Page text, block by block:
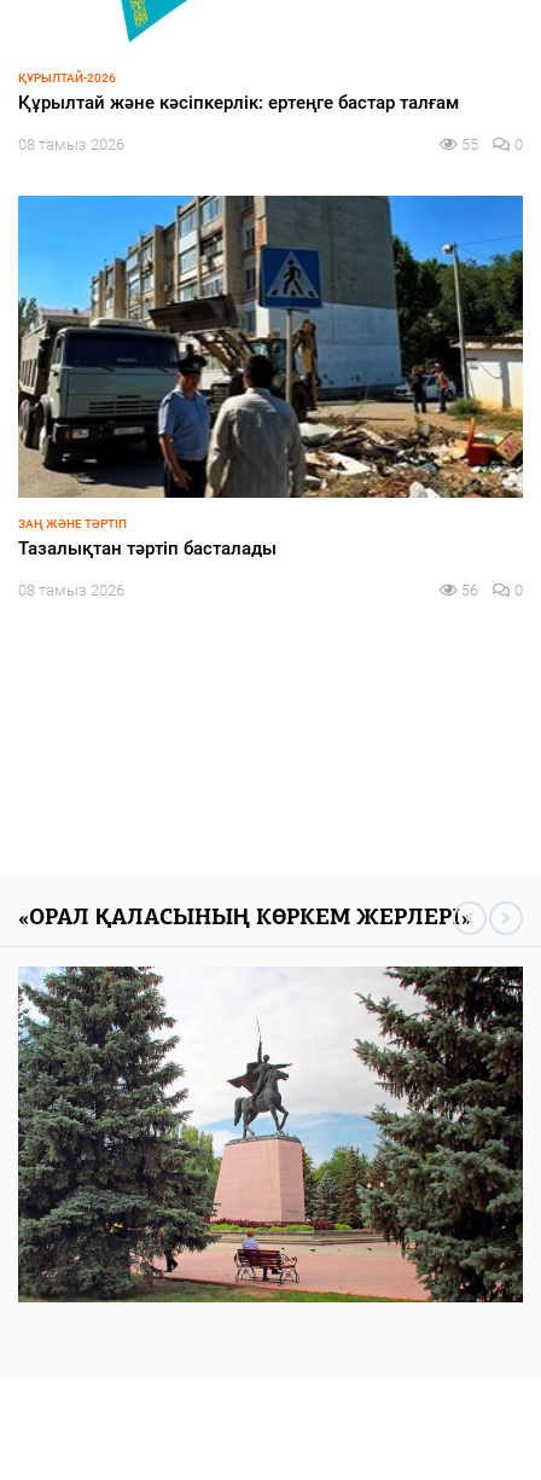
ҚҰРЫЛТАЙ-2026
Құрылтай және кәсіпкерлік: ертеңге бастар талғам
08 тамыз 2026 55 0
ЗАҢ ЖӘНЕ ТӘРТІП
Тазалықтан тәртіп басталады
08 тамыз 2026 56 0
«ОРАЛ ҚАЛАСЫНЫҢ КӨРКЕМ ЖЕРЛЕРІ»